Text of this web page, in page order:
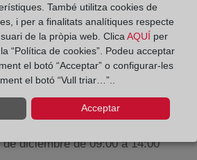
Franca, 109-Edif. Torre Marina,
de 09:00 a 17:00 horas
diciembre de 09:00 a 14:00
També utilitza cookies de
i per a finalitats analítiques respecte
de la pròpia web. Clica AQUÍ per
“Política de cookies”. Podeu acceptar
el botó “Acceptar” o configurar-les
el botó “Vull triar…”..
Acceptar